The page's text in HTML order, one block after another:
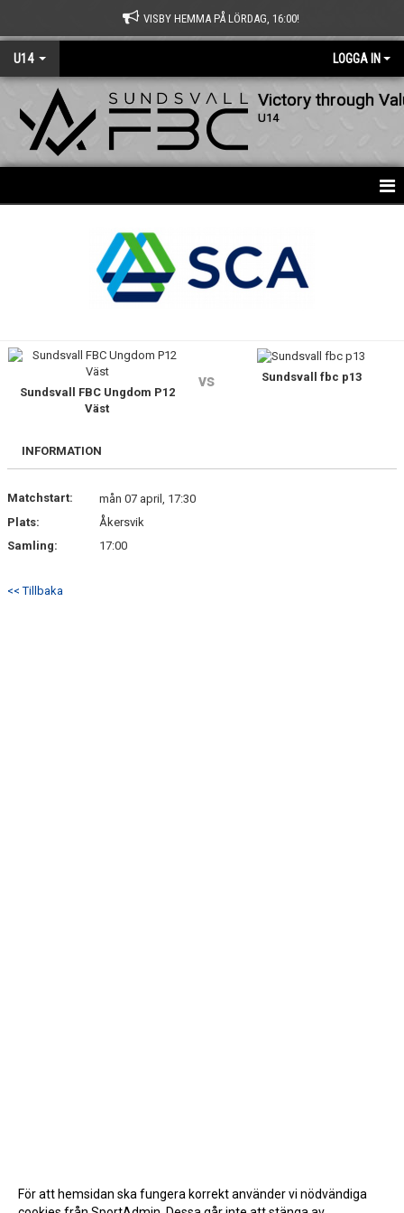
VISBY HEMMA PÅ LÖRDAG, 16:00!
U14 LOGGA IN
Victory through
U14
Sundsvall FBC Ungdom P12
Väst
vs Sundsvall fbc p13
INFORMATION
Matchstart:
mån 07 april, 17:30
Plats:
Åkersvik
Samling:
17:00
<< Tillbaka
För att hemsidan ska fungera korrekt använder vi nödvändiga